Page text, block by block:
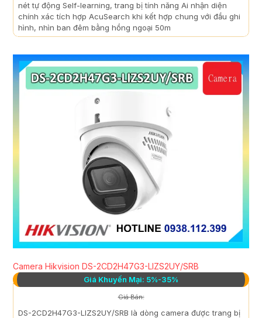
nét tự động Self-learning, trang bị tính năng Ai nhận diện
chính xác tích hợp AcuSearch khi kết hợp chung với đầu ghi
hình, nhìn ban đêm bằng hồng ngoại 50m
Camera Hikvision DS-2CD2H47G3-LIZS2UY/SRB
Giá Khuyến Mại: 5%-35%
Giá Bán:
DS-2CD2H47G3-LIZS2UY/SRB là dòng camera được trang bị